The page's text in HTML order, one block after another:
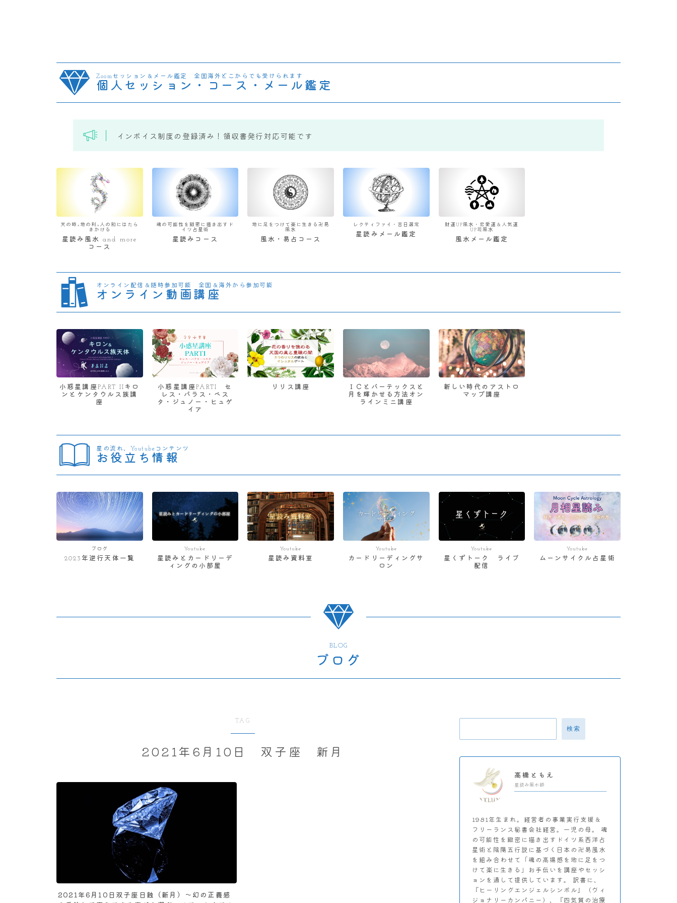
Zoomセッション＆メール鑑定 全国海外どこからでも受けられます
個人セッション・コース・メール鑑定
インボイス制度の登録済み！領収書発行対応可能です
天の時×地の利×人の和にはたら
きかける
星読み風水 and more
コース
魂の可能性を緻密に描き出すド
イツ占星術
星読みコース
地に足をつけて楽に生きる卍易
風水
風水・易占コース
レクティファイ・吉日選定
星読みメール鑑定
財運UP風水・恋愛運＆人気運
UP花風水
風水メール鑑定
オンライン配信＆随時参加可能 全国＆海外から参加可能
オンライン動画講座
小惑星講座PART IIキロ
ンとケンタウルス族講
座
小惑星講座PARTI セ
レス・パラス・ベス
タ・ジュノー・ヒュゲ
イア
リリス講座
ＩＣとバーテックスと
月を輝かせる方法オン
ラインミニ講座
新しい時代のアストロ
マップ講座
星の流れ、Youtubeコンテンツ
お役立ち情報
ブログ
2023年逆行天体一覧
Youtube
星読みとカードリーデ
ィングの小部屋
Youtube
星読み資料室
Youtube
カードリーディングサ
ロン
Youtube
星くずトーク ライブ
配信
Youtube
ムーンサイクル占星術
BLOG
ブログ
TAG
2021年6月10日 双子座 新月
2021年6月10日双子座日蝕（新月）～幻の正義感
検索
高橋ともえ
星読み風水師
1981年生まれ。経営者の事業実行支援＆
フリーランス秘書会社経営。一児の母。 魂
の可能性を緻密に描き出すドイツ系西洋占
星術と陰陽五行説に基づく日本の卍易風水
を組み合わせて「魂の高揚感を地に足をつ
けて楽に生きる」お手伝いを講座やセッシ
ョンを通して提供しています。 訳書に、
『ヒーリングエンジェルシンボル』（ヴィ
ジョナリーカンパニー）、『四気質の治療